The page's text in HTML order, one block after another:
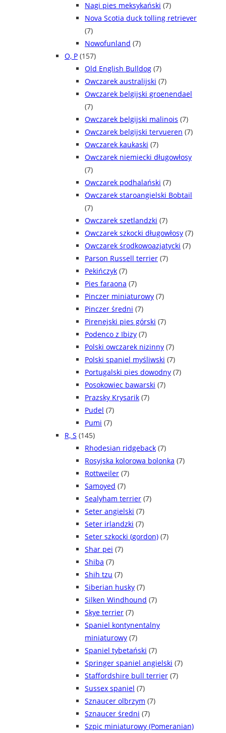
Nagi pies meksykański (7)
Nova Scotia duck tolling retriever
(7)
Nowofunland (7)
O, P (157)
Old English Bulldog (7)
Owczarek australijski (7)
Owczarek belgijski groenendael
(7)
Owczarek belgijski malinois (7)
Owczarek belgijski tervueren (7)
Owczarek kaukaski (7)
Owczarek niemiecki długowłosy
(7)
Owczarek podhalański (7)
Owczarek staroangielski Bobtail
(7)
Owczarek szetlandzki (7)
Owczarek szkocki długowłosy (7)
Owczarek środkowoazjatycki (7)
Parson Russell terrier (7)
Pekińczyk (7)
Pies faraona (7)
Pinczer miniaturowy (7)
Pinczer średni (7)
Pirenejski pies górski (7)
Podenco z Ibizy (7)
Polski owczarek nizinny (7)
Polski spaniel myśliwski (7)
Portugalski pies dowodny (7)
Posokowiec bawarski (7)
Prazsky Krysarik (7)
Pudel (7)
Pumi (7)
R, S (145)
Rhodesian ridgeback (7)
Rosyjska kolorowa bolonka (7)
Rottweiler (7)
Samoyed (7)
Sealyham terrier (7)
Seter angielski (7)
Seter irlandzki (7)
Seter szkocki (gordon) (7)
Shar pei (7)
Shiba (7)
Shih tzu (7)
Siberian husky (7)
Silken Windhound (7)
Skye terrier (7)
Spaniel kontynentalny
miniaturowy (7)
Spaniel tybetański (7)
Springer spaniel angielski (7)
Staffordshire bull terrier (7)
Sussex spaniel (7)
Sznaucer olbrzym (7)
Sznaucer średni (7)
Szpic miniaturowy (Pomeranian)